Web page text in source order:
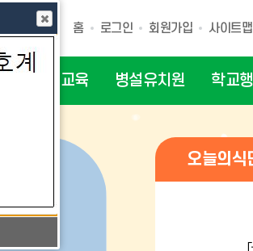
홈 로그인 회원가입 사이트맵
미래교육 병설유치원 학교
오늘의식